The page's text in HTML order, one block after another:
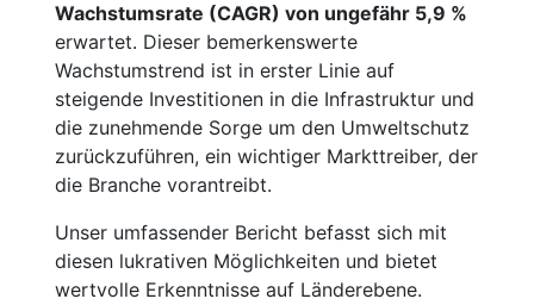
Wachstumsrate (CAGR) von ungefähr 5,9 %
erwartet. Dieser bemerkenswerte
Wachstumstrend ist in erster Linie auf
steigende Investitionen in die Infrastruktur und
die zunehmende Sorge um den Umweltschutz
zurückzuführen, ein wichtiger Markttreiber, der
die Branche vorantreibt.
Unser umfassender Bericht befasst sich mit
diesen lukrativen Möglichkeiten und bietet
wertvolle Erkenntnisse auf Länderebene.